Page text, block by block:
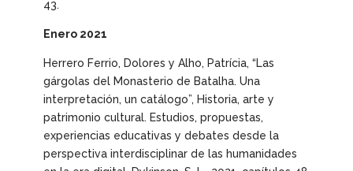
43.
Enero 2021
Herrero Ferrio, Dolores y Alho, Patrícia, “Las
gárgolas del Monasterio de Batalha. Una
interpretación, un catálogo”, Historia, arte y
patrimonio cultural. Estudios, propuestas,
experiencias educativas y debates desde la
perspectiva interdisciplinar de las humanidades